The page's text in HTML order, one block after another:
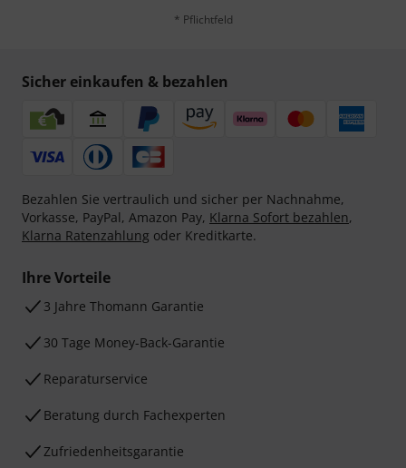
* Pflichtfeld
Sicher einkaufen & bezahlen
Bezahlen Sie vertraulich und sicher per Nachnahme,
Vorkasse, PayPal, Amazon Pay, Klarna Sofort bezahlen,
Klarna Ratenzahlung oder Kreditkarte.
Ihre Vorteile
3 Jahre Thomann Garantie
30 Tage Money-Back-Garantie
Reparaturservice
Beratung durch Fachexperten
Zufriedenheitsgarantie